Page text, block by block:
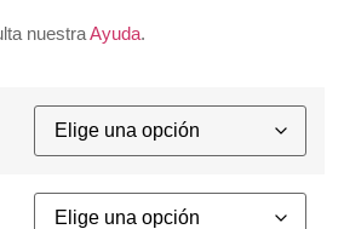
nuestraAyuda.